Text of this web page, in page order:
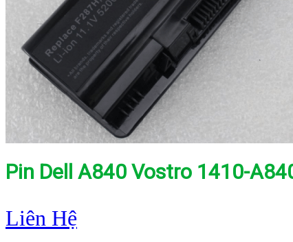
Pin Dell A840 Vostro 1410-
Liên Hệ